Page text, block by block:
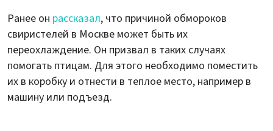
Ранее он рассказал, что причиной обмороков
свиристелей в Москве может быть их
переохлаждение. Он призвал в таких случаях
помогать птицам. Для этого необходимо поместить
их в коробку и отнести в теплое место, например в
машину или подъезд.